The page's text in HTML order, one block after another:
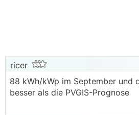
ricer
88 kWh/kWp im September und
besser als die PVGIS-Prognose